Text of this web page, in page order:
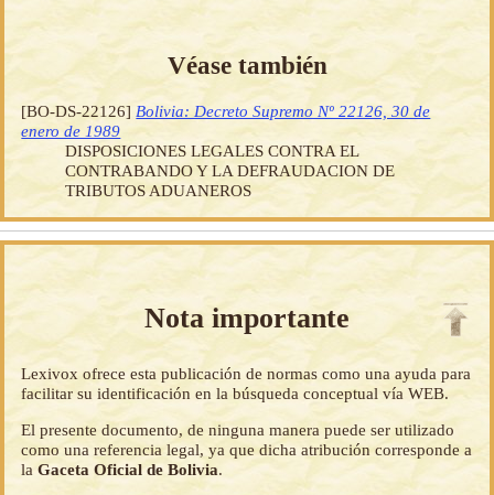
Véase también
[BO-DS-22126] Bolivia: Decreto Supremo Nº 22126, 30 de
enero de 1989
DISPOSICIONES LEGALES CONTRA EL
CONTRABANDO Y LA DEFRAUDACION DE
TRIBUTOS ADUANEROS
Nota importante
Lexivox ofrece esta publicación de normas como una ayuda para
facilitar su identificación en la búsqueda conceptual vía WEB.
El presente documento, de ninguna manera puede ser utilizado
como una referencia legal, ya que dicha atribución corresponde a
laGaceta Oficial de Bolivia.